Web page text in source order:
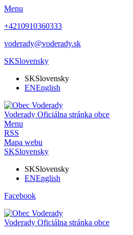
Menu
+4210910360333
voderady@voderady.sk
SKSlovensky
SKSlovensky
ENEnglish
Voderady Oficiálna stránka obce
Menu
RSS
Mapa webu
SKSlovensky
SKSlovensky
ENEnglish
Facebook
Voderady Oficiálna stránka obce